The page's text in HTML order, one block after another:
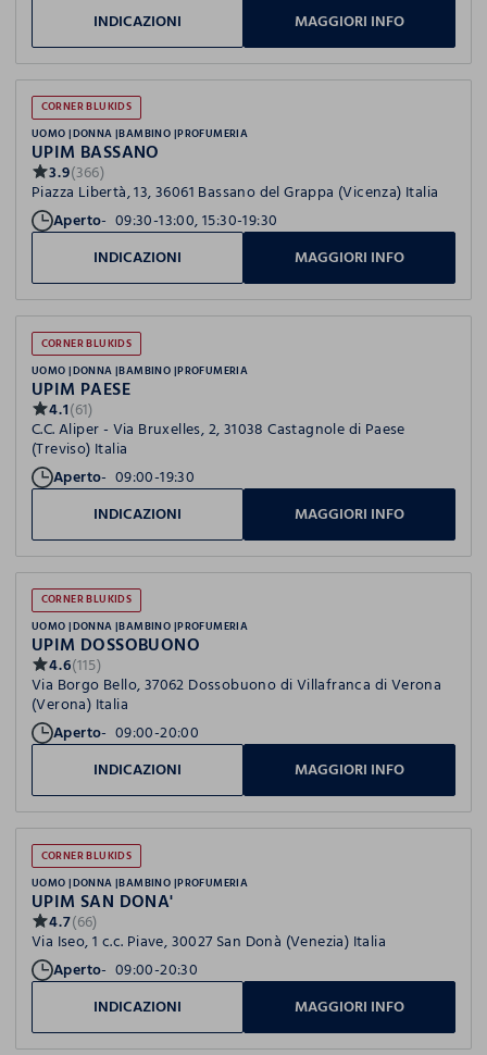
INDICAZIONI
MAGGIORI INFO
CORNER BLUKIDS
UOMO DONNA BAMBINO PROFUMERIA
UPIM BASSANO
3.9(366)
Piazza Libertà, 13, 36061 Bassano del Grappa (Vicenza) Italia
Aperto 09:30-13:00, 15:30-19:30
INDICAZIONI
MAGGIORI INFO
CORNER BLUKIDS
UOMO DONNA BAMBINO PROFUMERIA
UPIM PAESE
4.1(61)
C.C. Aliper - Via Bruxelles, 2, 31038 Castagnole di Paese
(Treviso) Italia
Aperto 09:00-19:30
INDICAZIONI
MAGGIORI INFO
CORNER BLUKIDS
UOMO DONNA BAMBINO PROFUMERIA
UPIM DOSSOBUONO
4.6(115)
Via Borgo Bello, 37062 Dossobuono di Villafranca di Verona
(Verona) Italia
Aperto 09:00-20:00
INDICAZIONI
MAGGIORI INFO
CORNER BLUKIDS
UOMO DONNA BAMBINO PROFUMERIA
UPIM SAN DONA'
4.7(66)
Via Iseo, 1 c.c. Piave, 30027 San Donà (Venezia) Italia
Aperto 09:00-20:30
INDICAZIONI
MAGGIORI INFO